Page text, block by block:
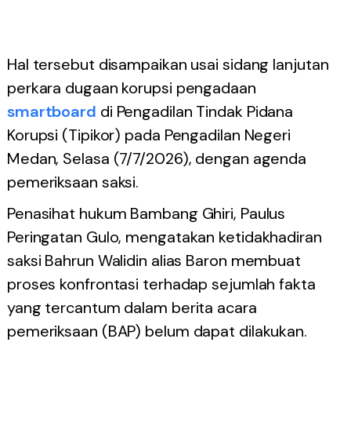
Hal tersebut disampaikan usai sidang lanjutan
perkara dugaan korupsi pengadaan
smartboard di Pengadilan Tindak Pidana
Korupsi (Tipikor) pada Pengadilan Negeri
Medan, Selasa (7/7/2026), dengan agenda
pemeriksaan saksi.
Penasihat hukum Bambang Ghiri, Paulus
Peringatan Gulo, mengatakan ketidakhadiran
saksi Bahrun Walidin alias Baron membuat
proses konfrontasi terhadap sejumlah fakta
yang tercantum dalam berita acara
pemeriksaan (BAP) belum dapat dilakukan.